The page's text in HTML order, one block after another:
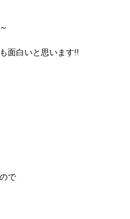
面白いと思います!!
で